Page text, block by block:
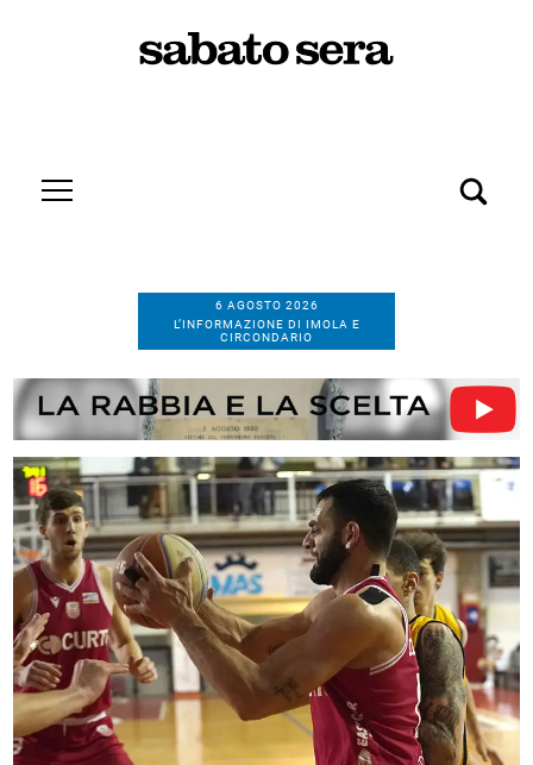
6 AGOSTO 2026
L’INFORMAZIONE DI IMOLA E
CIRCONDARIO